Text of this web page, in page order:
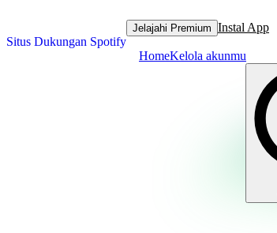
Situs Dukungan Spotify
Jelajahi Premium Instal App
HomeKelola akunmu